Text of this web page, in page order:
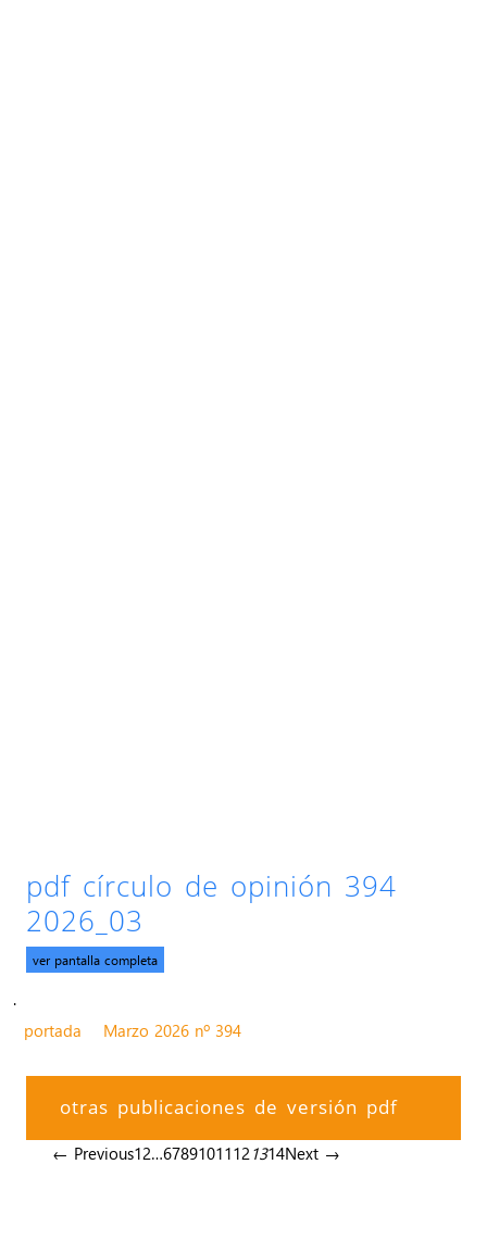
pdf círculo de opinión 394
2026_03
ver pantalla completa
.
portada
Marzo 2026 nº 394
otras publicaciones de versión pdf
← Previous12…67891011121314Next →